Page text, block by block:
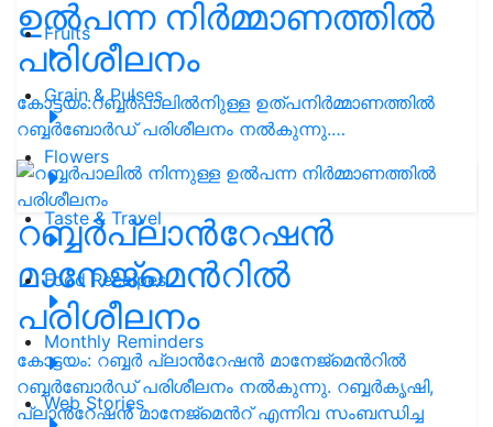
Fruits
Grain & Pulses
Flowers
Taste & Travel
Food Receipes
Monthly Reminders
Web Stories
ഉൽപന്ന നിര്‍മ്മാണത്തില്‍
പരിശീലനം
കോട്ടയം:റബ്ബര്‍പാലില്‍നിുള്ള ഉത്പനിര്‍മ്മാണത്തില്‍
റബ്ബര്‍ബോര്‍ഡ് പരിശീലനം നല്‍കുന്നു.…
റബ്ബര്‍പ്ലാന്‍റേഷന്‍
മാനേജ്‌മെന്‍റില്‍
പരിശീലനം
കോട്ടയം: റബ്ബര്‍ പ്ലാന്‍റേഷന്‍ മാനേജ്‌മെന്‍റില്‍
റബ്ബര്‍ബോര്‍ഡ് പരിശീലനം നല്‍കുന്നു. റബ്ബര്‍കൃഷി,
പ്ലാന്‍റേഷന്‍ മാനേജ്‌മെന്‍റ് എന്നിവ സംബന്ധിച്ച